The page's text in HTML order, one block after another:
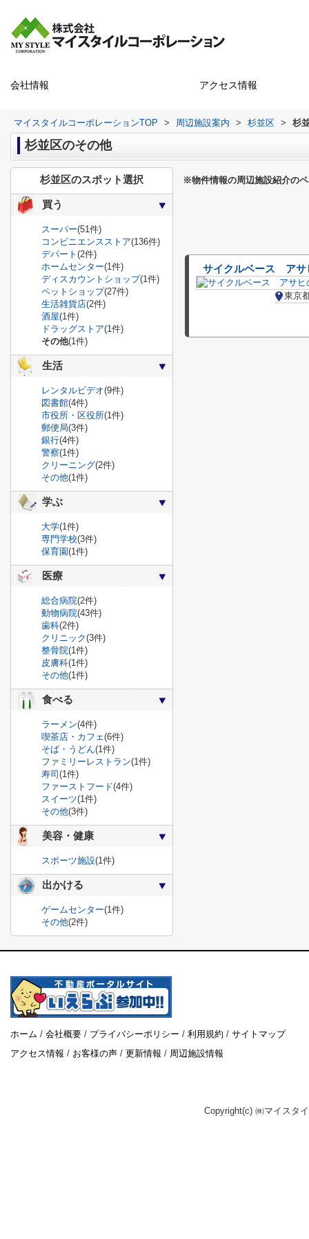
会社情報 アクセス情報
マイスタイルコーポレーションTOP > 周辺施設案内 > 杉並区 > 杉
杉並区のその他
※物件情報の周辺施設紹介の
サイクルベース アサ
東京
杉並区のスポット選択
買う
スーパー(51件)
コンビニエンスストア(136件)
デパート (2件)
ホームセンター(1件)
ディスカウントショップ(1件)
ペットショップ(27件)
生活雑貨店(2件)
酒屋(1件)
ドラッグストア(1件)
その他(1件)
生活
レンタルビデオ(9件)
図書館(4件)
市役所・区役所(1件)
郵便局(3件)
銀行(4件)
警察(1件)
クリーニング(2件)
その他(1件)
学ぶ
大学(1件)
専門学校(3件)
保育園(1件)
医療
総合病院(2件)
動物病院(43件)
歯科(2件)
クリニック(3件)
整骨院(1件)
皮膚科(1件)
その他(1件)
食べる
ラーメン(4件)
喫茶店・カフェ(6件)
そば・うどん(1件)
ファミリーレストラン(1件)
寿司 (1件)
ファーストフード(4件)
スイーツ(1件)
その他(3件)
美容・健康
スポーツ施設(1件)
出かける
ゲームセンター(1件)
その他(2件)
ホーム / 会社概要 / プライバシーポリシー / 利用規約 / サイトマップ
アクセス情報 / お客様の声 / 更新情報 / 周辺施設情報
Copyright(c) ㈱マイスタ